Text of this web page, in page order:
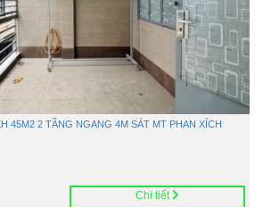
45M2 2 TẦNG NGANG 4M SÁT MT PHAN XÍCH
Chi tiết